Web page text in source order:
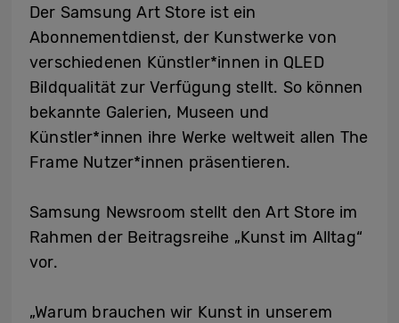
Der Samsung Art Store ist ein
Abonnementdienst, der Kunstwerke von
verschiedenen Künstler*innen in QLED
Bildqualität zur Verfügung stellt. So können
bekannte Galerien, Museen und
Künstler*innen ihre Werke weltweit allen The
Frame Nutzer*innen präsentieren.
Samsung Newsroom stellt den Art Store im
Rahmen der Beitragsreihe „Kunst im Alltag“
vor.
„Warum brauchen wir Kunst in unserem